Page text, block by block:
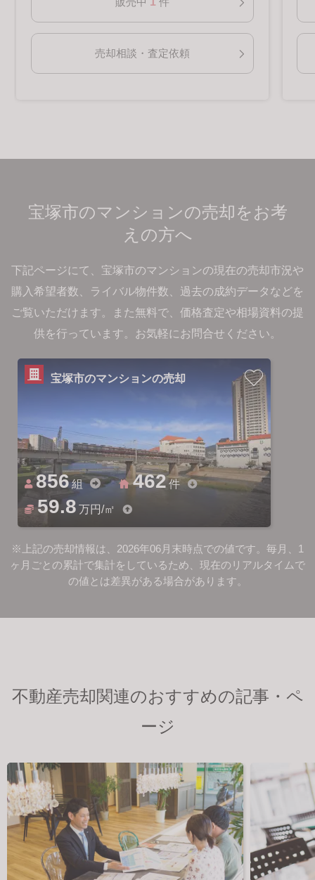
売却相談・査定依頼
宝塚市のマンションの売却をお考
えの方へ
下記ページにて、宝塚市のマンションの現在の売却市況や
購入希望者数、ライバル物件数、過去の成約データなどを
ご覧いただけます。
また無料で、価格査定や相場資料の提
供を行っています。お気軽にお問合せください。
宝塚市のマンションの売却
856組 462件
59.8 万円/㎡
※上記の売却情報は、2026年06月末時点での値です。毎月、1
ヶ月ごとの累計で集計をしているため、現在のリアルタイムで
の値とは差異がある場合があります。
不動産売却関連のおすすめの記事・ペ
ージ